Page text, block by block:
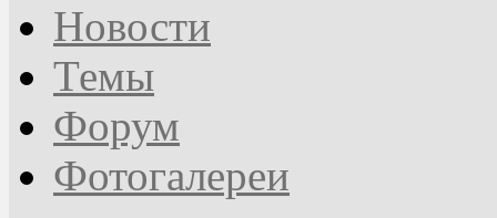
Новости
Темы
Форум
Фотогалереи